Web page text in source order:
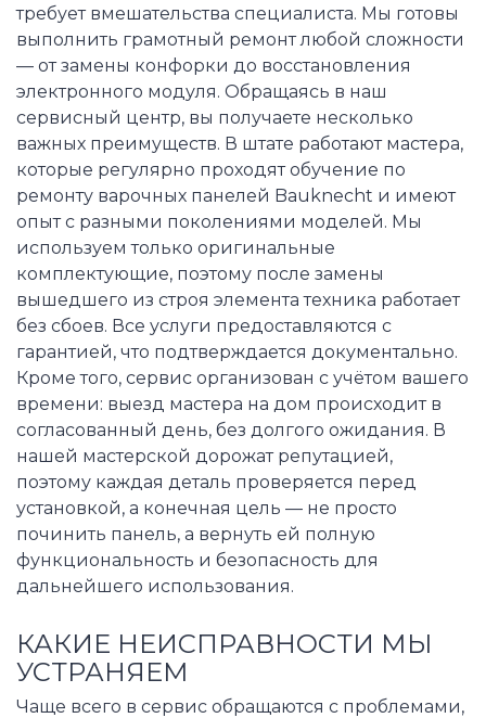
требует вмешательства специалиста. Мы готовы
выполнить грамотный ремонт любой сложности
— от замены конфорки до восстановления
электронного модуля. Обращаясь в наш
сервисный центр, вы получаете несколько
важных преимуществ. В штате работают мастера,
которые регулярно проходят обучение по
ремонту варочных панелей Bauknecht и имеют
опыт с разными поколениями моделей. Мы
используем только оригинальные
комплектующие, поэтому после замены
вышедшего из строя элемента техника работает
без сбоев. Все услуги предоставляются с
гарантией, что подтверждается документально.
Кроме того, сервис организован с учётом вашего
времени: выезд мастера на дом происходит в
согласованный день, без долгого ожидания. В
нашей мастерской дорожат репутацией,
поэтому каждая деталь проверяется перед
установкой, а конечная цель — не просто
починить панель, а вернуть ей полную
функциональность и безопасность для
дальнейшего использования.
КАКИЕ НЕИСПРАВНОСТИ МЫ
УСТРАНЯЕМ
Чаще всего в сервис обращаются с проблемами,